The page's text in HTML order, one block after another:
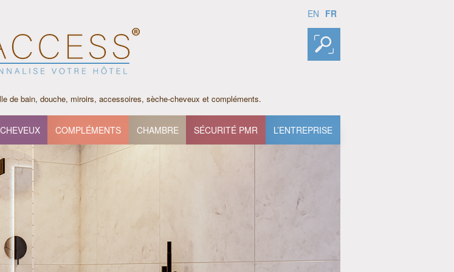
EN FR
de bain, douche, miroirs, accessoires, sèche-cheveux et compléments.
COMPLÉMENTS CHAMBRE SÉCURITÉ PMR L’ENTREPRISE